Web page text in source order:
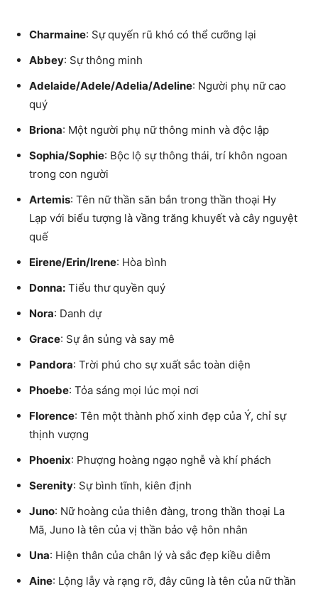
Charmaine: Sự quyến rũ khó có thể cưỡng lại
Abbey: Sự thông minh
Adelaide/Adele/Adelia/Adeline: Người phụ nữ cao
quý
Briona: Một người phụ nữ thông minh và độc lập
Sophia/Sophie: Bộc lộ sự thông thái, trí khôn ngoan
trong con người
Artemis: Tên nữ thần săn bắn trong thần thoại Hy
Lạp với biểu tượng là vầng trăng khuyết và cây nguyệt
quế
Eirene/Erin/Irene: Hòa bình
Donna: Tiểu thư quyền quý
Nora: Danh dự
Grace: Sự ân sủng và say mê
Pandora: Trời phú cho sự xuất sắc toàn diện
Phoebe: Tỏa sáng mọi lúc mọi nơi
Florence: Tên một thành phố xinh đẹp của Ý, chỉ sự
thịnh vượng
Phoenix: Phượng hoàng ngạo nghễ và khí phách
Serenity: Sự bình tĩnh, kiên định
Juno: Nữ hoàng của thiên đàng, trong thần thoại La
Mã, Juno là tên của vị thần bảo vệ hôn nhân
Una: Hiện thân của chân lý và sắc đẹp kiều diễm
Aine: Lộng lẫy và rạng rỡ, đây cũng là tên của nữ thần